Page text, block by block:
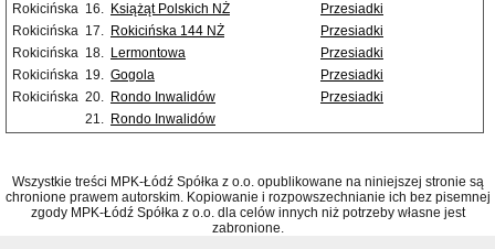
Rokicińska 16. Książąt Polskich NŻ
Przesiadki
Rokicińska 17. Rokicińska 144 NŻ
Przesiadki
Rokicińska 18. Lermontowa
Przesiadki
Rokicińska 19. Gogola
Przesiadki
Rokicińska 20. Rondo Inwalidów
Przesiadki
21. Rondo Inwalidów
Wszystkie treści MPK-Łódź Spółka z o.o. opublikowane na niniejszej stronie są
chronione prawem autorskim. Kopiowanie i rozpowszechnianie ich bez pisemnej
zgody MPK-Łódź Spółka z o.o. dla celów innych niż potrzeby własne jest
zabronione.